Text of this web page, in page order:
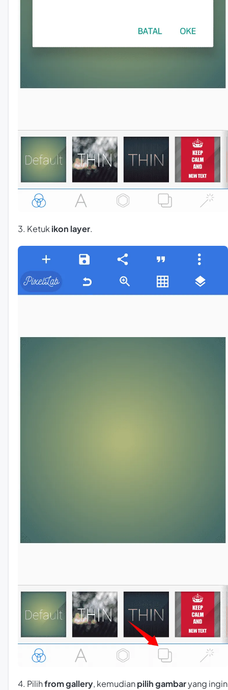
3. Ketuk ikon layer.
4. Pilihfrom gallery, kemudianpilih gambaryang ingin